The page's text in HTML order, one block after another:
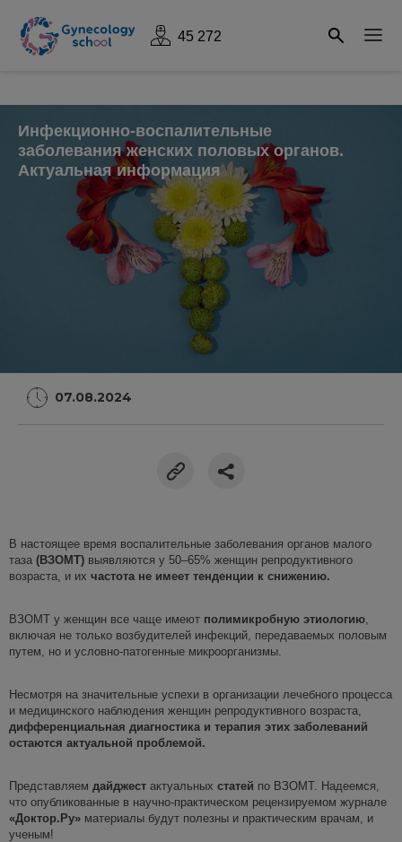
45 272
Инфекционно-воспалительные
заболевания женских половых органов.
Актуальная информация
07.08.2024
В настоящее время воспалительные заболевания органов малого
таза (ВЗОМТ) выявляются у 50–65% женщин репродуктивного
возраста, и их частота не имеет тенденции к снижению.
ВЗОМТ у женщин все чаще имеют полимикробную этиологию
включая не только возбудителей инфекций, передаваемых половым
путем, но и условно-патогенные микроорганизмы.
Несмотря на значительные успехи в организации лечебного процесса
и медицинского наблюдения женщин репродуктивного возраста,
дифференциальная диагностика и терапия этих заболеваний
остаются актуальной проблемой.
Представляем дайджест актуальных статей по ВЗОМТ. Надеемся,
что опубликованные в научно-практическом рецензируемом журнале
«Доктор.Ру» материалы будут полезны и практическим врачам, и
ученым!